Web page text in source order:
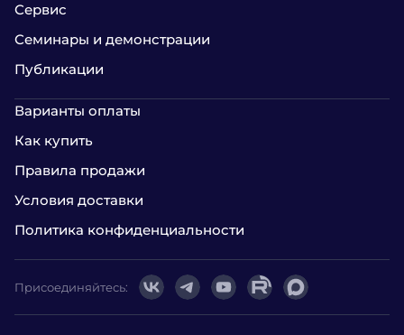
Сервис
Семинары и демонстрации
Публикации
Варианты оплаты
Как купить
Правила продажи
Условия доставки
Политика конфиденциальности
Присоединяйтесь: